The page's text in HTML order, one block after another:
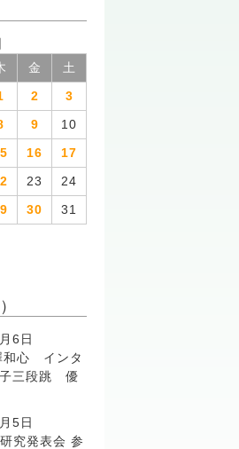
金 土
2 3
9 10
16 17
23 24
30 31
6日
心 インタ
子三段跳 優
5日
究発表会 参